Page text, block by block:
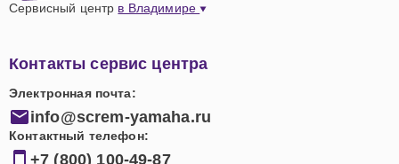
Сервисный центр в Владимире
Контакты сервис центра
Электронная почта:
info@screm-yamaha.ru
Контактный телефон:
+7 (800) 100-49-87